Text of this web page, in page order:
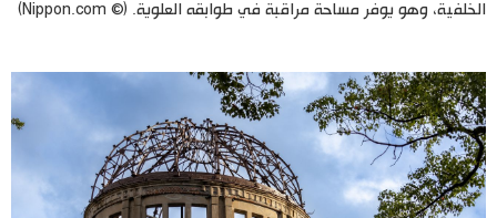
الخلفية، وهو يوفر مساحة مراقبة في طوابقه العلوية. (© Nippon.com)